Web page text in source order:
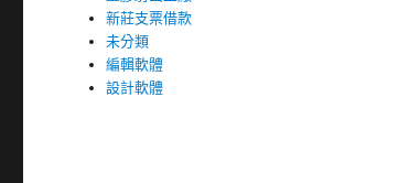
新莊支票借款
未分類
編輯軟體
設計軟體